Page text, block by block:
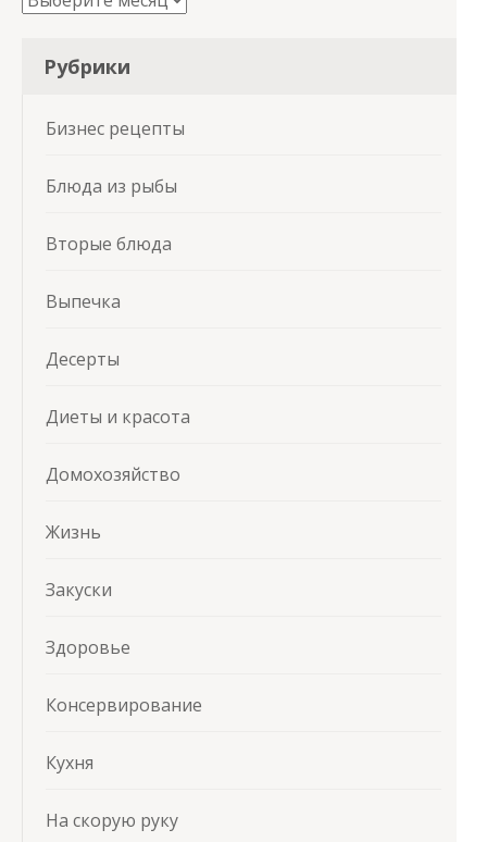
Рубрики
Бизнес рецепты
Блюда из рыбы
Вторые блюда
Выпечка
Десерты
Диеты и красота
Домохозяйство
Жизнь
Закуски
Здоровье
Консервирование
Кухня
На скорую руку